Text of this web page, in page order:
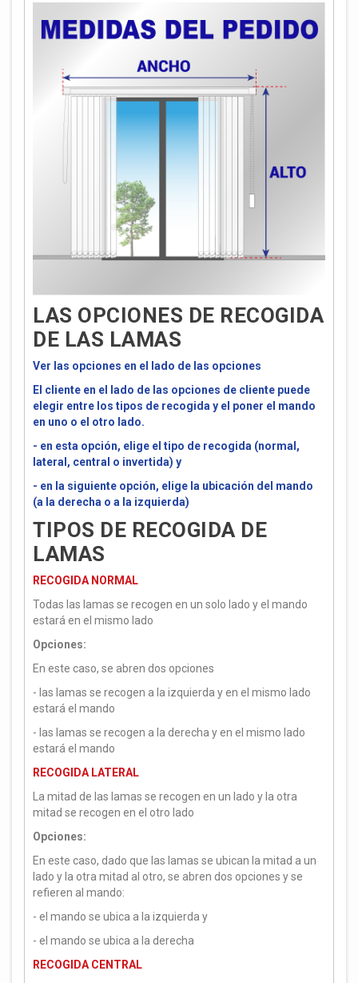
LAS OPCIONES DE RECOGIDA
DE LAS LAMAS
Ver las opciones en el lado de las opciones
El cliente en el lado de las opciones de cliente puede
elegir entre los tipos de recogida y el poner el mando
en uno o el otro lado.
- en esta opción, elige el tipo de recogida (normal,
lateral, central o invertida) y
- en la siguiente opción, elige la ubicación del mando
(a la derecha o a la izquierda)
TIPOS DE RECOGIDA DE
LAMAS
RECOGIDA NORMAL
Todas las lamas se recogen en un solo lado y el mando
estará en el mismo lado
Opciones:
En este caso, se abren dos opciones
- las lamas se recogen a la izquierda y en el mismo lado
estará el mando
- las lamas se recogen a la derecha y en el mismo lado
estará el mando
RECOGIDA LATERAL
La mitad de las lamas se recogen en un lado y la otra
mitad se recogen en el otro lado
Opciones:
En este caso, dado que las lamas se ubican la mitad a un
lado y la otra mitad al otro, se abren dos opciones y se
refieren al mando:
- el mando se ubica a la izquierda y
- el mando se ubica a la derecha
RECOGIDA CENTRAL